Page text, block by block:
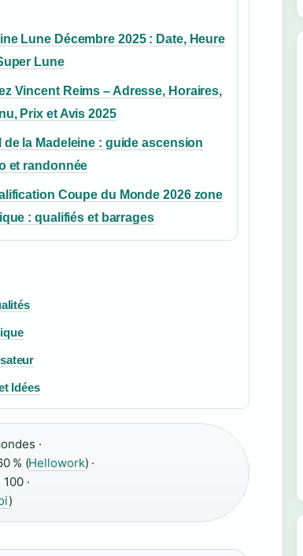
Lune Décembre 2025 : Date, Heure
Lune
Vincent Reims – Adresse, Horaires,
Prix et Avis 2025
de la Madeleine : guide ascension
et randonnée
Coupe du Monde 2026 zone
: qualifiés et barrages
Idées
·
% (Hellowork) ·
·
)